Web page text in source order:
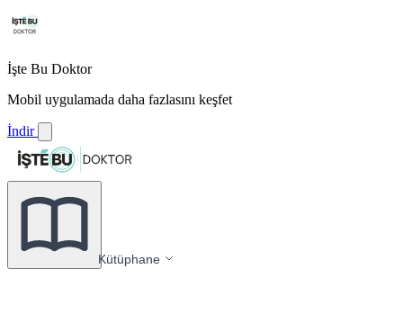
İşte Bu Doktor
Mobil uygulamada daha fazlasını keşfet
İndir
Kütüphane